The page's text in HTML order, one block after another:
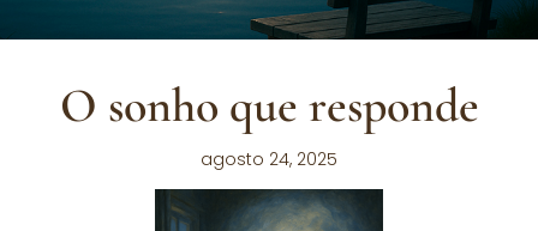
O sonho que responde
agosto 24, 2025